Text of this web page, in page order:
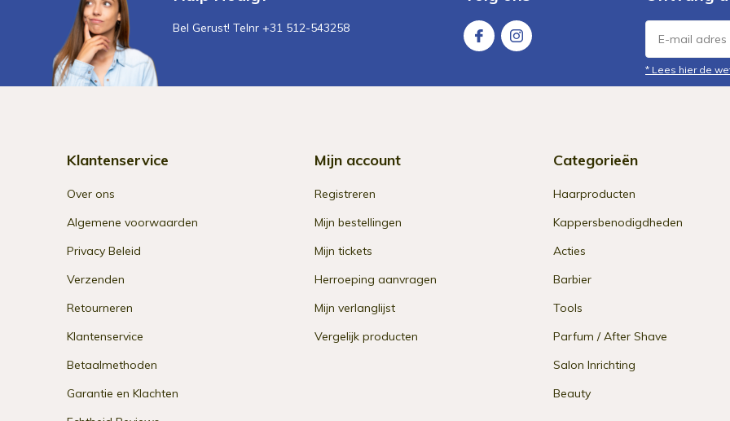
Bel Gerust! Telnr +31 512-543258
* Lees hier de
Klantenservice
Over ons
Algemene voorwaarden
Privacy Beleid
Verzenden
Retourneren
Klantenservice
Betaalmethoden
Garantie en Klachten
Mijn account
Registreren
Mijn bestellingen
Mijn tickets
Herroeping aanvragen
Mijn verlanglijst
Vergelijk producten
Categorieën
Haarproducten
Kappersbenodigdheden
Acties
Barbier
Tools
Parfum / After Shave
Salon Inrichting
Beauty